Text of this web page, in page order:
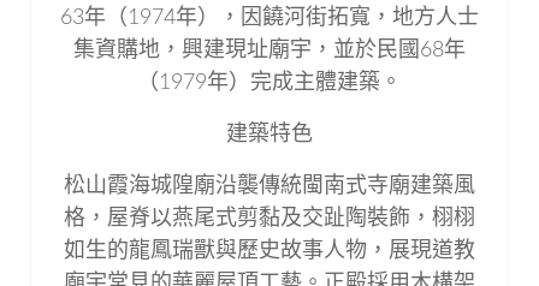
63年（1974年），因饒河街拓寬，地方人士
集資購地，興建現址廟宇，並於民國68年
（1979年）完成主體建築。
建築特色
松山霞海城隍廟沿襲傳統閩南式寺廟建築風
格，屋脊以燕尾式剪黏及交趾陶裝飾，栩栩
如生的龍鳳瑞獸與歷史故事人物，展現道教